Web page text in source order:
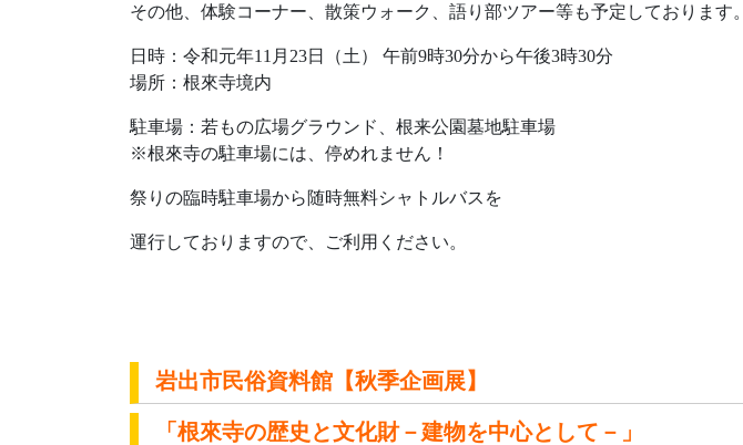
その他、体験コーナー、散策ウォーク、語り部ツアー等も予定しております。
日時：令和元年11月23日（土） 午前9時30分から午後3時30分
場所：根來寺境内
駐車場：若もの広場グラウンド、根来公園墓地駐車場
※根來寺の駐車場には、停めれません！
祭りの臨時駐車場から随時無料シャトルバスを
運行しておりますので、ご利用ください。
岩出市民俗資料館【秋季企画展】
「根來寺の歴史と文化財－建物を中心として－」